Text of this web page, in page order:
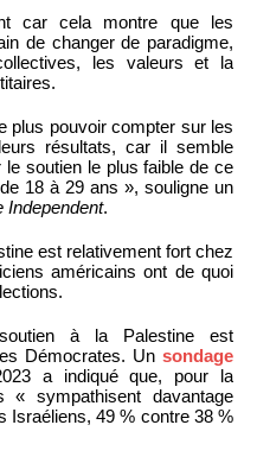
car cela montre que les
de changer de paradigme,
les valeurs et la
plus pouvoir compter sur les
résultats, car il semble
le soutien le plus faible de ce
18 à 29 ans », souligne un
Independent.
est relativement fort chez
américains ont de quoi
à la Palestine est
Démocrates. Un sondage
a indiqué que, pour la
« sympathisent davantage
Israéliens, 49 % contre 38 %